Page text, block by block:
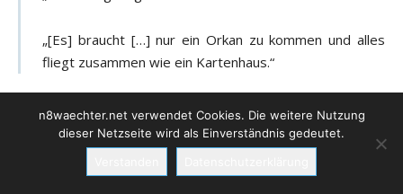
„[Es] braucht […] nur ein Orkan zu kommen und alles
fliegt zusammen wie ein Kartenhaus.“
n8waechter.net verwendet Cookies. Die weitere Nutzung
dieser Netzseite wird als Einverständnis gedeutet.